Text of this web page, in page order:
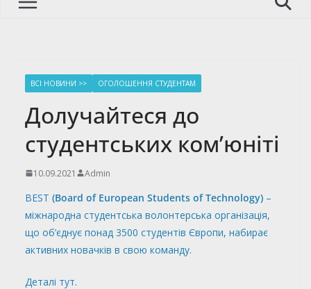
ВСІ НОВИНИ >> ОГОЛОШЕННЯ СТУДЕНТАМ
Долучайтеся до
студентських ком’юніті
10.09.2021 Admin
BEST (Board of European Students of Technology) –
міжнародна студентська волонтерська організація,
що об’єднує понад 3500 студентів Європи, набирає
активних новачків в свою команду.
Деталі тут.